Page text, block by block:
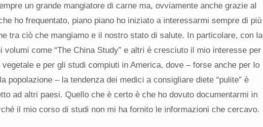
un grande mangiatore di carne ma, ovviamente anche grazie al
ho frequentato, piano piano ho iniziato a interessarmi sempre di più
tra ciò che mangiamo e il nostro stato di salute. In particolare, con la
volumi come “The China Study” e altri è cresciuto il mio interesse per
vegetale e per gli studi compiuti in America, dove – forse anche per lo
popolazione – la tendenza dei medici a consigliare diete “pulite” è
ad altri paesi. Quello che è certo è che ho dovuto documentarmi in
il mio corso di studi non mi ha fornito le informazioni che cercavo.